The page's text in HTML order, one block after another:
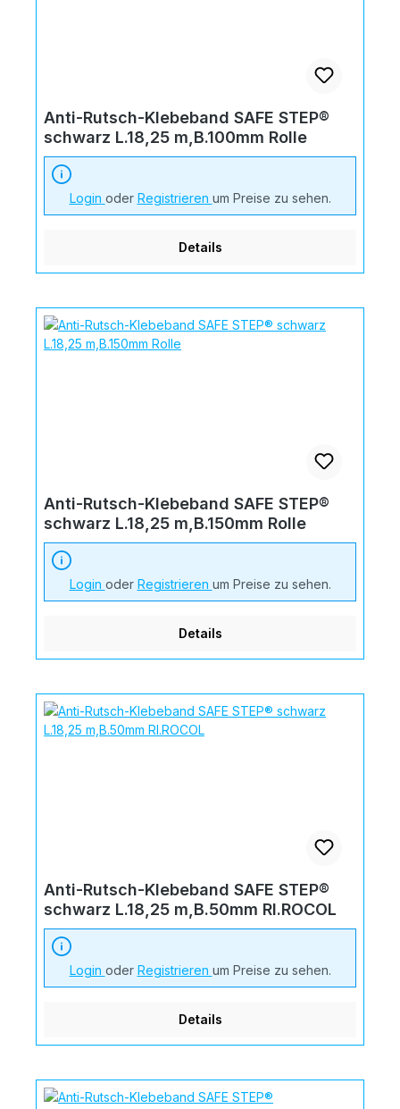
Anti-Rutsch-Klebeband SAFE STEP®
schwarz L.18,25 m,B.100mm Rolle
Login oder Registrieren um Preise zu sehen.
Details
Anti-Rutsch-Klebeband SAFE STEP®
schwarz L.18,25 m,B.150mm Rolle
Login oder Registrieren um Preise zu sehen.
Details
Anti-Rutsch-Klebeband SAFE STEP®
schwarz L.18,25 m,B.50mm Rl.ROCOL
Login oder Registrieren um Preise zu sehen.
Details